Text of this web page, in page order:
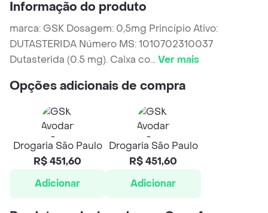
Informação do produto
marca: GSK Dosagem: 0,5mg Princípio Ativo:
DUTASTERIDA Número MS: 1010702310037
Dutasterida (0.5 mg). Caixa co...Ver mais
Opções adicionais de compra
Drogaria São Paulo
R$ 451,60
Adicionar
Drogaria São Paulo
R$ 451,60
Adicionar